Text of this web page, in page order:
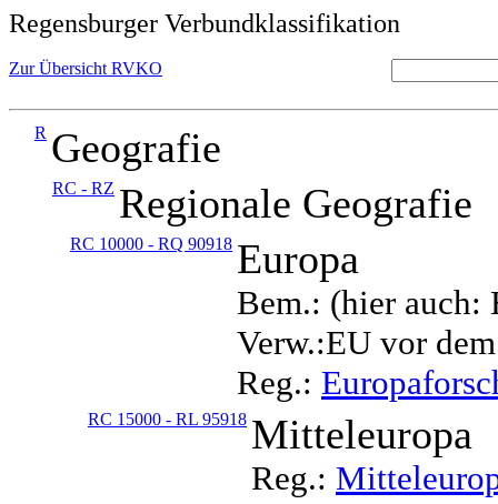
Regensburger Verbundklassifikation
Zur Übersicht RVKO
R Geografie
RC - RZ Regionale Geografie
RC 10000 - RQ 90918 Europa
Bem.: (hier auch:
Verw.:EU vor
Reg.:
RC 15000 - RL 95918 Mitteleuropa
Reg.: